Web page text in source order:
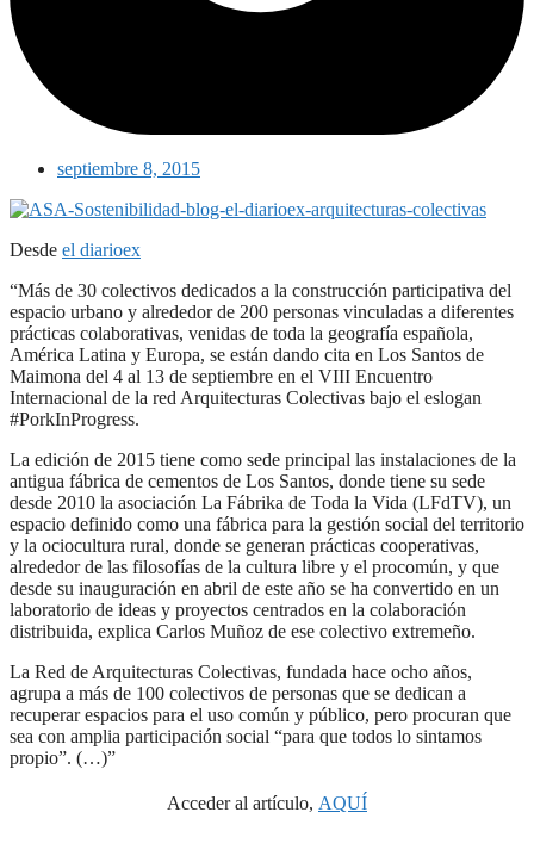
septiembre 8, 2015
Desde el diarioex
“Más de 30 colectivos dedicados a la construcción participativa del
espacio urbano y alrededor de 200 personas vinculadas a diferentes
prácticas colaborativas, venidas de toda la geografía española,
América Latina y Europa, se están dando cita en Los Santos de
Maimona del 4 al 13 de septiembre en el VIII Encuentro
Internacional de la red Arquitecturas Colectivas bajo el eslogan
#PorkInProgress.
La edición de 2015 tiene como sede principal las instalaciones de la
antigua fábrica de cementos de Los Santos, donde tiene su sede
desde 2010 la asociación La Fábrika de Toda la Vida (LFdTV), un
espacio definido como una fábrica para la gestión social del territorio
y la ociocultura rural, donde se generan prácticas cooperativas,
alrededor de las filosofías de la cultura libre y el procomún, y que
desde su inauguración en abril de este año se ha convertido en un
laboratorio de ideas y proyectos centrados en la colaboración
distribuida, explica Carlos Muñoz de ese colectivo extremeño.
La Red de Arquitecturas Colectivas, fundada hace ocho años,
agrupa a más de 100 colectivos de personas que se dedican a
recuperar espacios para el uso común y público, pero procuran que
sea con amplia participación social “para que todos lo sintamos
propio”. (…)”
Acceder al artículo, AQUÍ